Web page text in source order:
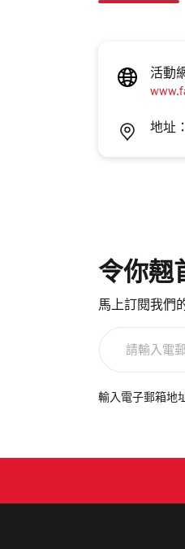
活動
地址：
令你翹
馬上訂閱我們
電
輸入電子郵箱地